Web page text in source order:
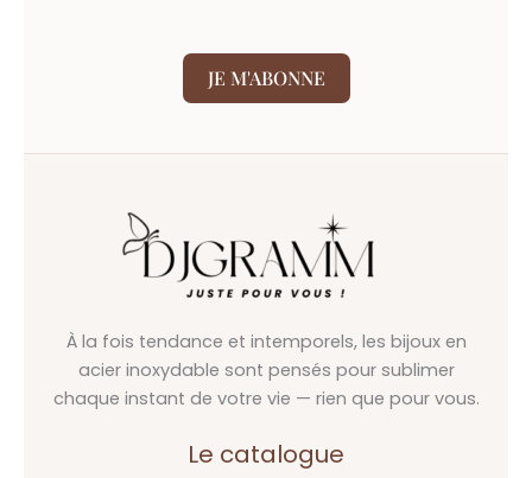
JE M'ABONNE
À la fois tendance et intemporels, les bijoux en
acier inoxydable sont pensés pour sublimer
chaque instant de votre vie — rien que pour vous.
Le catalogue